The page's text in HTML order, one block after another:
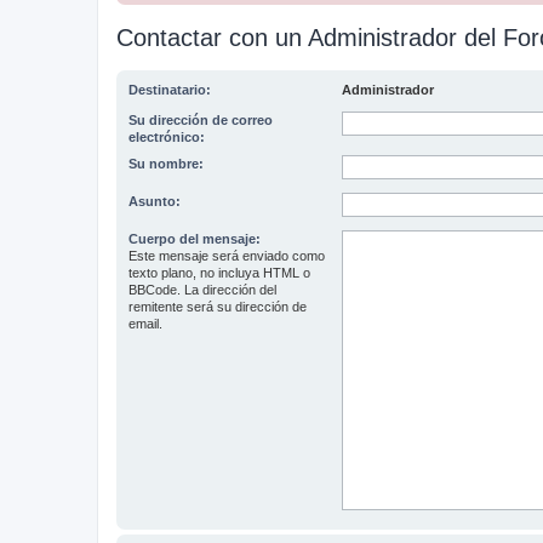
Contactar con un Administrador del
Destinatario: Administrador
Su dirección de correo
electrónico:
Su nombre:
Asunto:
Cuerpo del mensaje:
Este mensaje será enviado como
texto plano, no incluya HTML o
BBCode. La dirección del
remitente será su dirección de
email.